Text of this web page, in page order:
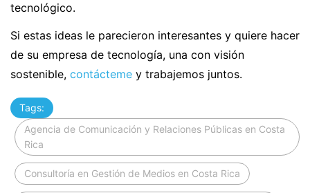
tecnológico.
Si estas ideas le parecieron interesantes y quiere hacer
de su empresa de tecnología, una con visión
sostenible, contácteme y trabajemos juntos.
Tags:
Agencia de Comunicación y Relaciones Públicas en Costa
Rica
Consultoría en Gestión de Medios en Costa Rica